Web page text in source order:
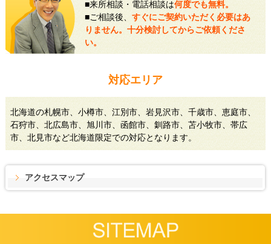
■来所相談・電話相談は何度でも無料。
■ご相談後、 すぐにご契約いただく必要はあ
りません。十分検討してからご依頼くださ
い。
対応エリア
北海道の札幌市、小樽市、江別市、岩見沢市、千歳市、恵庭市、
石狩市、北広島市、旭川市、函館市、釧路市、苫小牧市、帯広
市、北見市など北海道限定での対応となります。
アクセスマップ